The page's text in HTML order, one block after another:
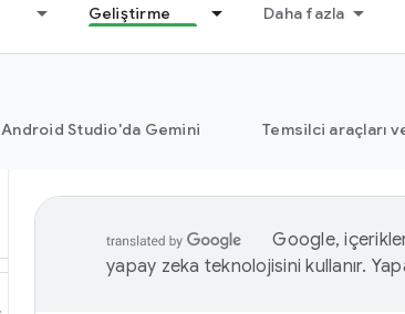
Geliştirme Daha fazla
Android Studio'da Gemini Temsilci araçları
Google,
yapay zeka teknolojisini kullanır.